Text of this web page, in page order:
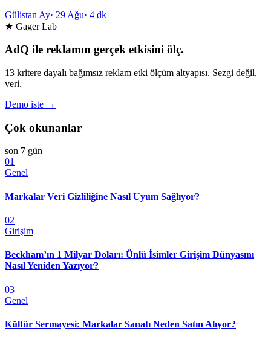
Gülistan Ay· 29 Ağu· 4 dk
★ Gager Lab
AdQ ile reklamın gerçek etkisini ölç.
13 kritere dayalı bağımsız reklam etki ölçüm altyapısı. Sezgi değil,
veri.
Demo iste →
Çok okunanlar
son 7 gün
01
Genel
Markalar Veri Gizliliğine Nasıl Uyum Sağlıyor?
02
Girişim
Beckham’ın 1 Milyar Doları: Ünlü İsimler Girişim Dünyasını
Nasıl Yeniden Yazıyor?
03
Genel
Kültür Sermayesi: Markalar Sanatı Neden Satın Alıyor?